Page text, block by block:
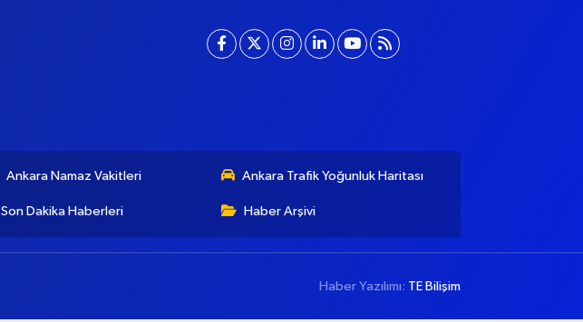
Ankara Namaz Vakitleri Ankara Trafik Yoğunluk Haritası
Son Dakika Haberleri Haber Arşivi
Haber Yazılımı: TE Bilişim